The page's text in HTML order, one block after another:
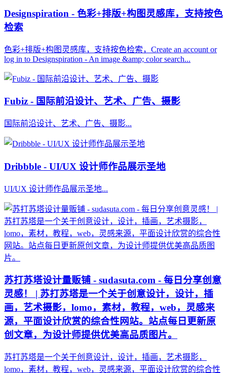
Designspiration - 色彩+排版+构图灵感库，支持按色
检索
色彩+排版+构图灵感库，支持按色检索，Create an account or
log in to Designspiration - An image &amp; color search...
Fubiz - 国际前沿设计、艺术、广告、摄影
国际前沿设计、艺术、广告、摄影...
Dribbble - UI/UX 设计师作品展示圣地
UI/UX 设计师作品展示圣地...
苏打苏塔设计量贩铺 - sudasuta.com - 每日分享创意
灵感！ | 苏打苏塔是一个关于创意设计，设计，插
画，艺术摄影，lomo，素材，教程，web，灵感来
源，平面设计欣赏的综合性网站。站点每日更新原
创文章，为设计师提供优美高品质图片。
苏打苏塔是一个关于创意设计，设计，插画，艺术摄影，
lomo，素材，教程，web，灵感来源，平面设计欣赏的综合性